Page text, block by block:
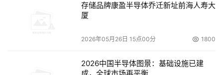
存储品牌康盈半导体乔迁新址前海人寿大
厦
2026年05月26日 15点00分 1800
2026中国半导体图景：基础设施已建